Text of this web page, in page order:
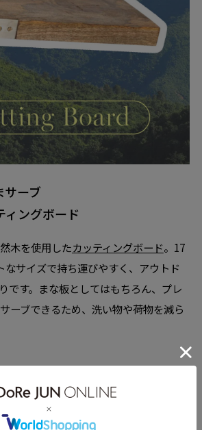
サーブ
ィングボード
木を使用したカッティングボード。17
サイズで持ち運びやすく、アウトド
です。まな板としてはもちろん、プレ
ーブできるため、洗い物や荷物を減ら